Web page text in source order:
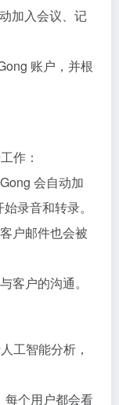
加入会议、记
账户，并根
作：
会自动加
录音和转录。
户邮件也会被
客户的沟通。
工智能分析，
每个用户都会看